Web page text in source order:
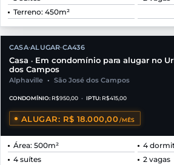
Terreno: 450m²
CASA•ALUGAR•CA436
Casa • Em condomínio para alugar no
dos Campos
Alphaville • São José dos Campos
CONDOMÍNIO: R$950,00 • IPTU: R$415,00
ALUGAR: R$ 18.000,00 /MÊS
Área: 500m²
4
4 suítes
2 vagas